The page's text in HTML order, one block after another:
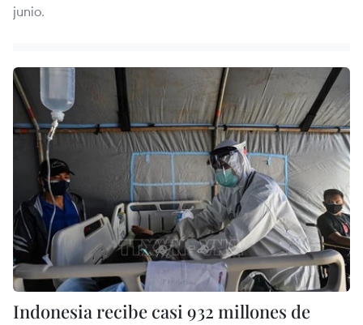
junio.
Indonesia recibe casi 932 millones de